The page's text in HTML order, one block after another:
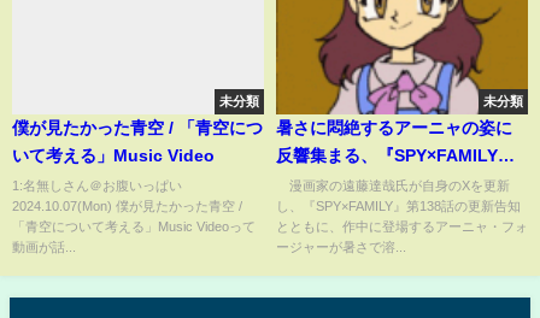
未分類
僕が見たかった青空 / 「青空につ
いて考える」Music Video
1:名無しさん＠お腹いっぱい
2024.10.07(Mon) 僕が見たかった青空 /
「青空について考える」Music Videoって
動画が話...
未分類
暑さに悶絶するアーニャの姿に
反響集まる、『SPY×FAMILY』
告知イラストに「アーニャが、
溶けとる」(ABEMA TIMES)
漫画家の遠藤達哉氏が自身のXを更新
し、『SPY×FAMILY』第138話の更新告知
とともに、作中に登場するアーニャ・フォ
ージャーが暑さで溶...